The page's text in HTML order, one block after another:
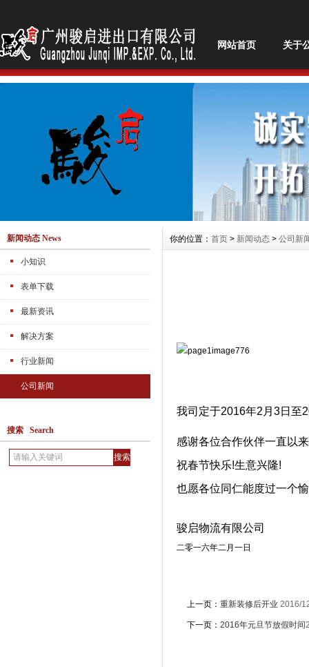
网站首页 关于
新闻动态 News
小知识
表单下载
最新资讯
解决方案
行业新闻
公司新闻
搜索 Search
你的位置： 首页 > 新闻动态 > 公司新
我司定于2016年2月3日至
感谢各位合作伙伴一直以
祝春节快乐!生意兴隆!
也愿各位同仁能度过一个
骏启物流有限公司
二零一六年二月一日
上一页： 重新装修后开业 2016/
下一页： 2016年元旦节放假时间